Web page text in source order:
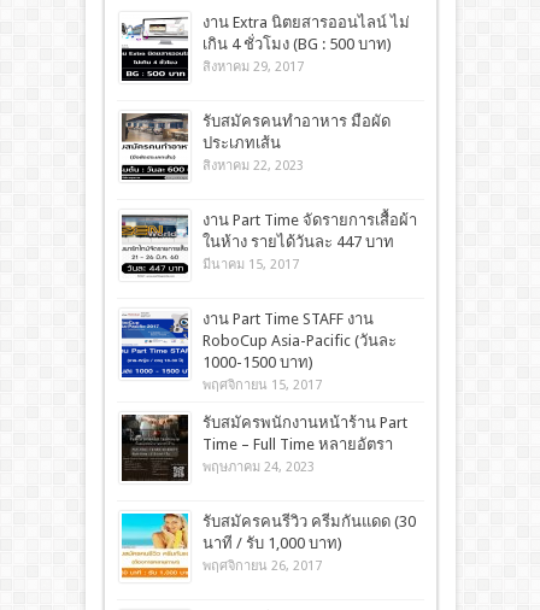
งาน Extra นิตยสารออนไลน์ ไม่
เกิน 4 ชั่วโมง (BG : 500 บาท)
สิงหาคม 29, 2017
รับสมัครคนทำอาหาร มือผัด
ประเภทเส้น
สิงหาคม 22, 2023
งาน Part Time จัดรายการเสื้อผ้า
ในห้าง รายได้วันละ 447 บาท
มีนาคม 15, 2017
งาน Part Time STAFF งาน
RoboCup Asia-Pacific (วันละ
1000-1500 บาท)
พฤศจิกายน 15, 2017
รับสมัครพนักงานหน้าร้าน Part
Time – Full Time หลายอัตรา
พฤษภาคม 24, 2023
รับสมัครคนรีวิว ครีมกันแดด (30
นาที / รับ 1,000 บาท)
พฤศจิกายน 26, 2017